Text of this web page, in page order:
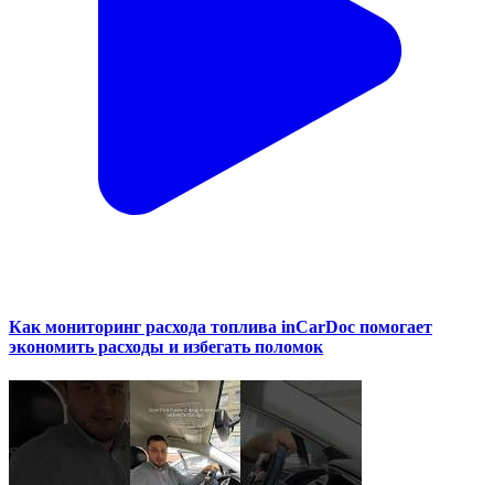
Как мониторинг расхода топлива inCarDoc помогает
экономить расходы и избегать поломок